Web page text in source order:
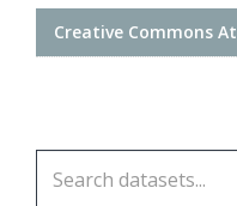
Creative Commons